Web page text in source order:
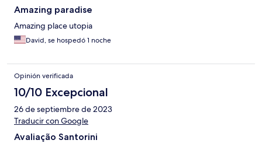
Amazing paradise
Amazing place utopia
David, se hospedó 1 noche
Opinión verificada
10/10 Excepcional
26 de septiembre de 2023
Traducir con Google
Avaliação Santorini